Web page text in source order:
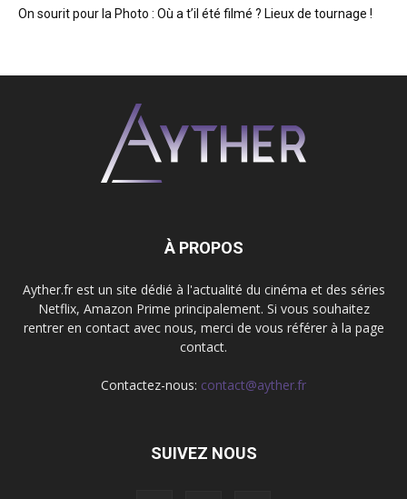
On sourit pour la Photo : Où a t’il été filmé ? Lieux de tournage !
À PROPOS
Ayther.fr est un site dédié à l'actualité du cinéma et des séries
Netflix, Amazon Prime principalement. Si vous souhaitez
rentrer en contact avec nous, merci de vous référer à la page
contact.
Contactez-nous: contact@ayther.fr
SUIVEZ NOUS